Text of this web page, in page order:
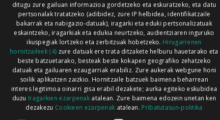
ditugu zure gailuan informazioa gordetzeko eta eskuratzeko, eta datu
pertsonalak tratatzeko (adibidez, zure IP helbidea, identifikatzaile
bakarrak eta nabigazio-datuak), iragarki eta eduki pertsonalizatuak
eskaintzeko, iragarkiak eta edukia neurtzeko, audientziaren inguruko
ikuspegiak lortzeko eta zerbitzuak hobetzeko. Hirugarrenen
hornitzaileek (4) zure datuak ere trata ditzakete helburu hauetarako eta
beste batzuetarako, besteak beste kokapen geografiko zehatzeko
datuak eta gailuaren ezaugarriak erabiliz. Zure aukerak webgune honi
soilik aplikatzen zaizkio. Hornitzaile batzuek baimena beharrean
interes legitimoa oinarri gisa erabil dezakete; aurka egiteko eskubidea
duzu Iragarkien ezarpenak atalean. Zure baimena edozein unetan ken
dezakezu Cookieen ezarpenak atalean. Pribatutasun-politika